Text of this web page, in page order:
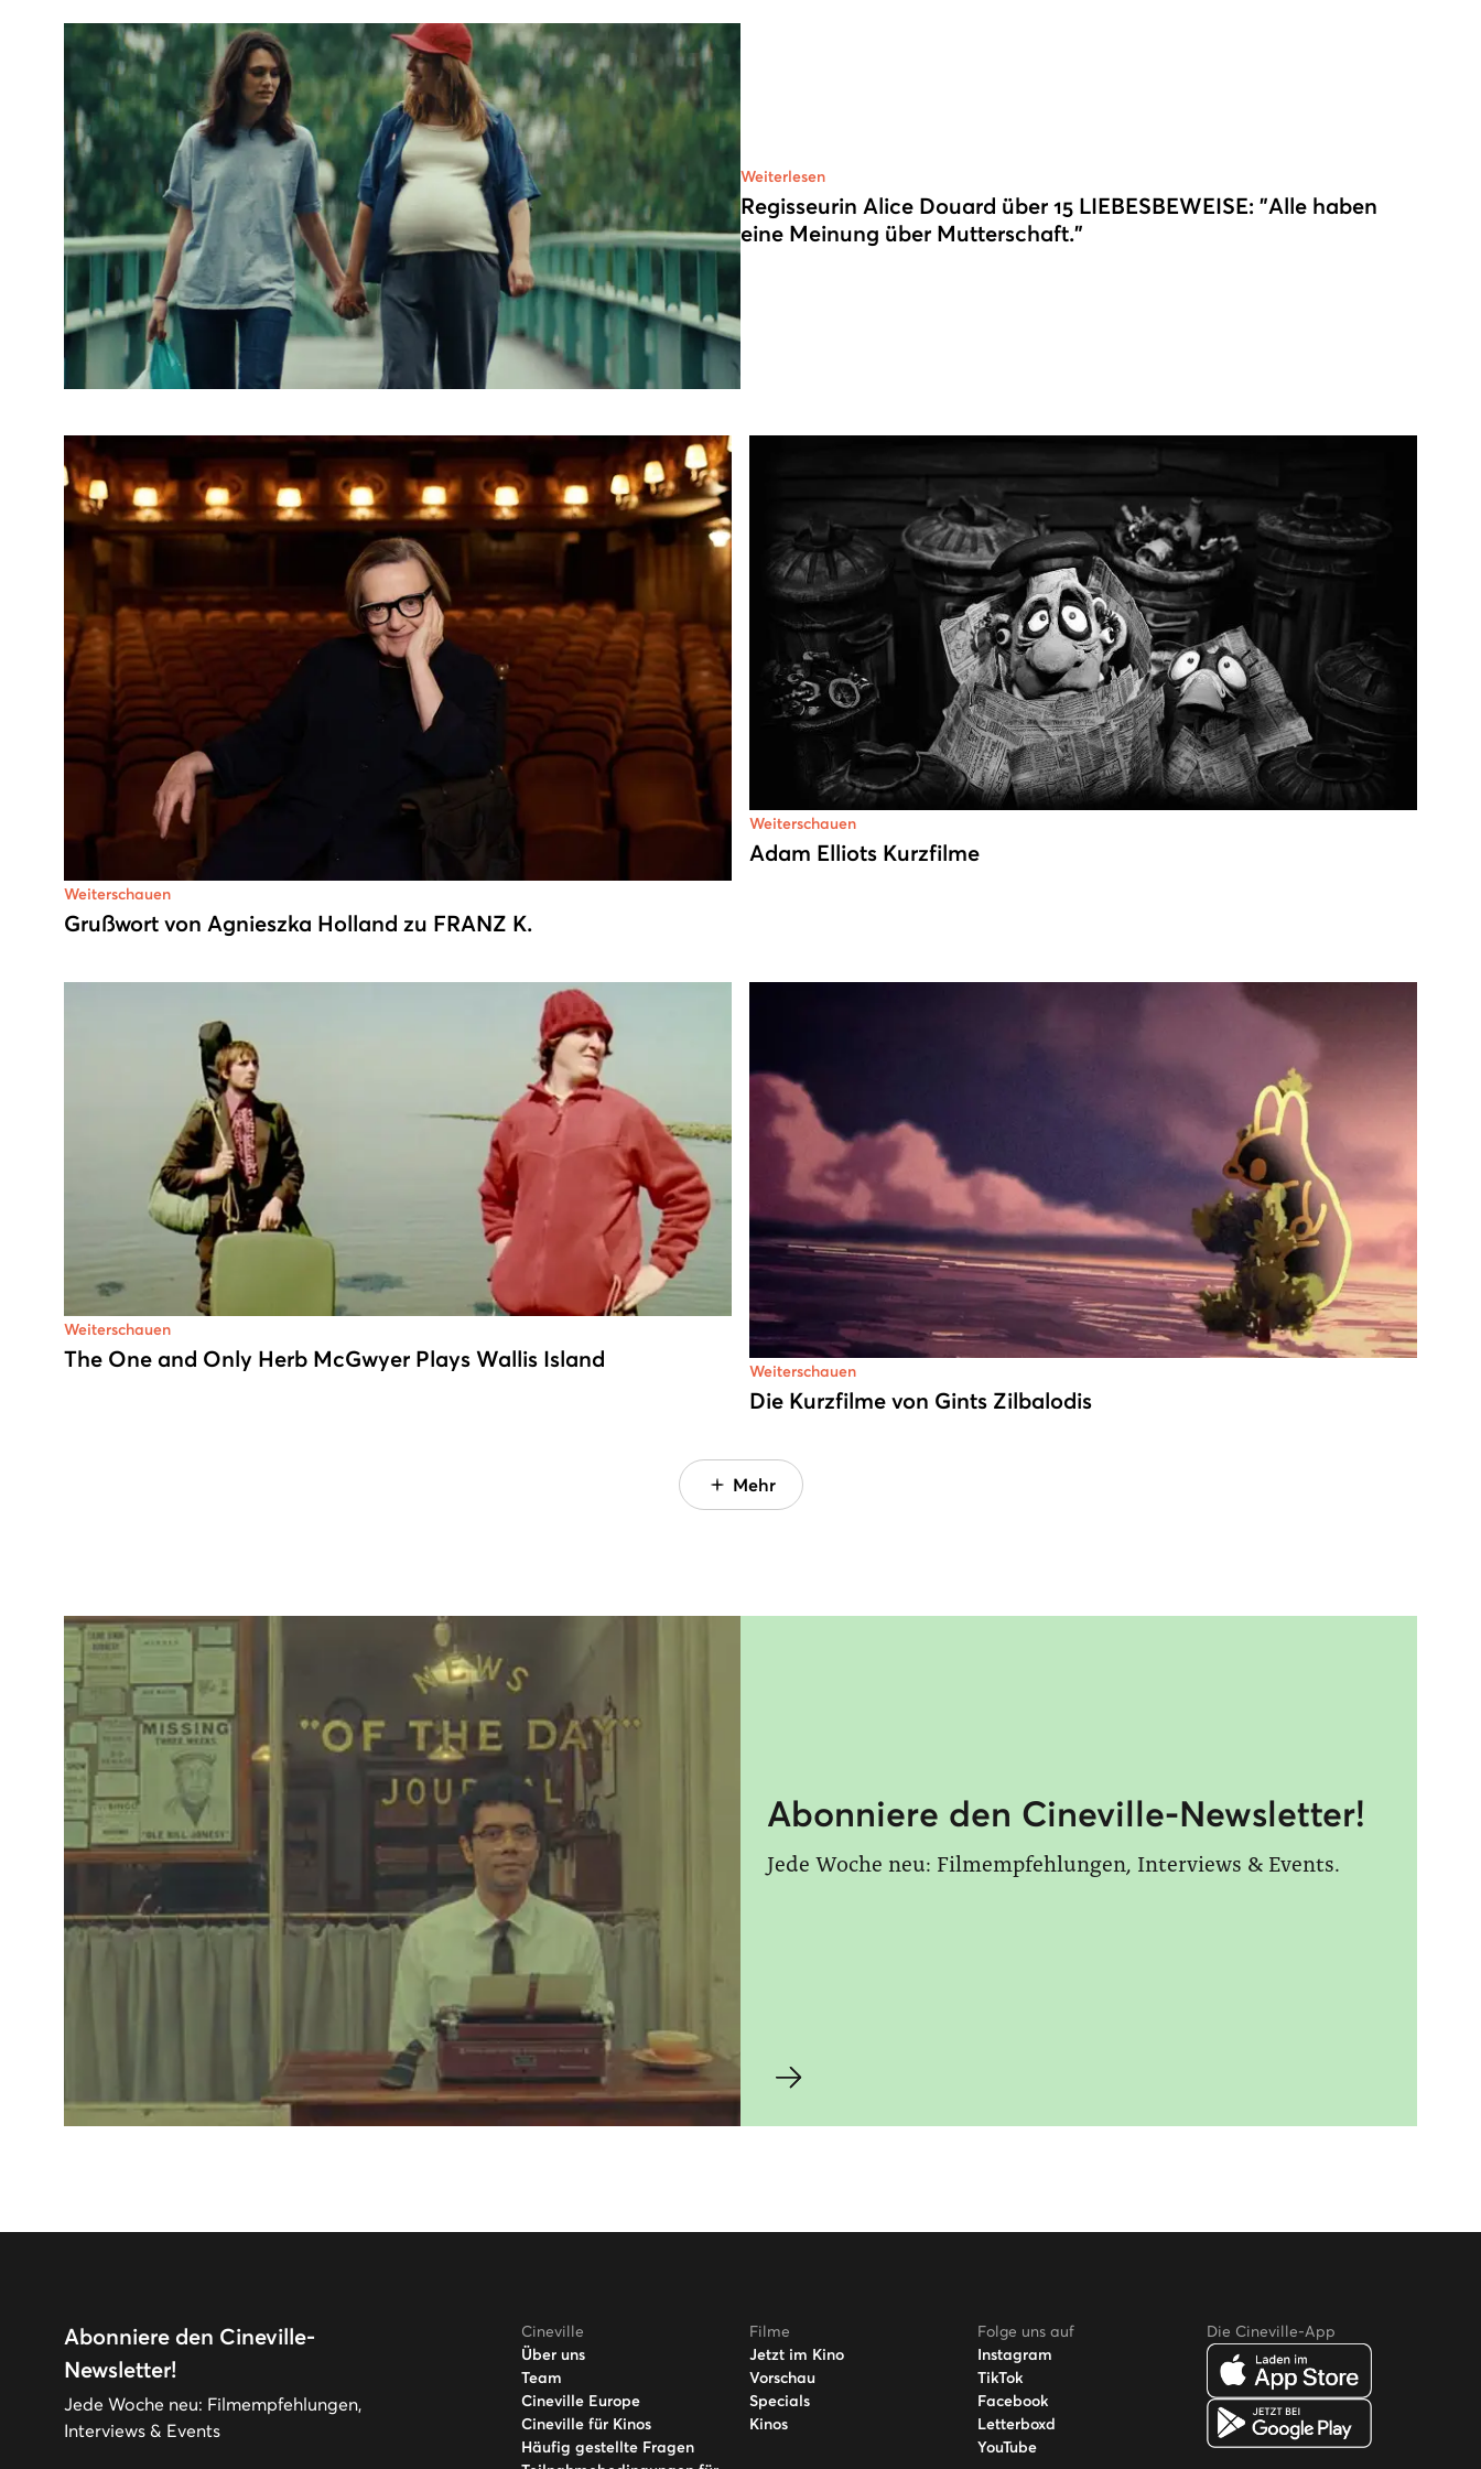
Weiterlesen
Regisseurin Alice Douard über 15 LIEBESBEWEISE: "Alle haben
eine Meinung über Mutterschaft."
Weiterschauen
Grußwort von Agnieszka Holland zu FRANZ K.
Weiterschauen
Adam Elliots Kurzfilme
Weiterschauen
The One and Only Herb McGwyer Plays Wallis Island Weiterschauen
Die Kurzfilme von Gints Zilbalodis
Mehr
Abonniere den Cineville-Newsletter!
Jede Woche neu: Filmempfehlungen, Interviews & Events.
Abonniere den Cineville-
Newsletter!
Jede Woche neu: Filmempfehlungen,
Interviews & Events
Cineville
Über uns
Team
Cineville Europe
Cineville für Kinos
Häufig gestellte Fragen
Filme
Jetzt im Kino
Vorschau
Specials
Kinos
Folge uns auf
Instagram
TikTok
Facebook
Letterboxd
YouTube
Die Cineville-App